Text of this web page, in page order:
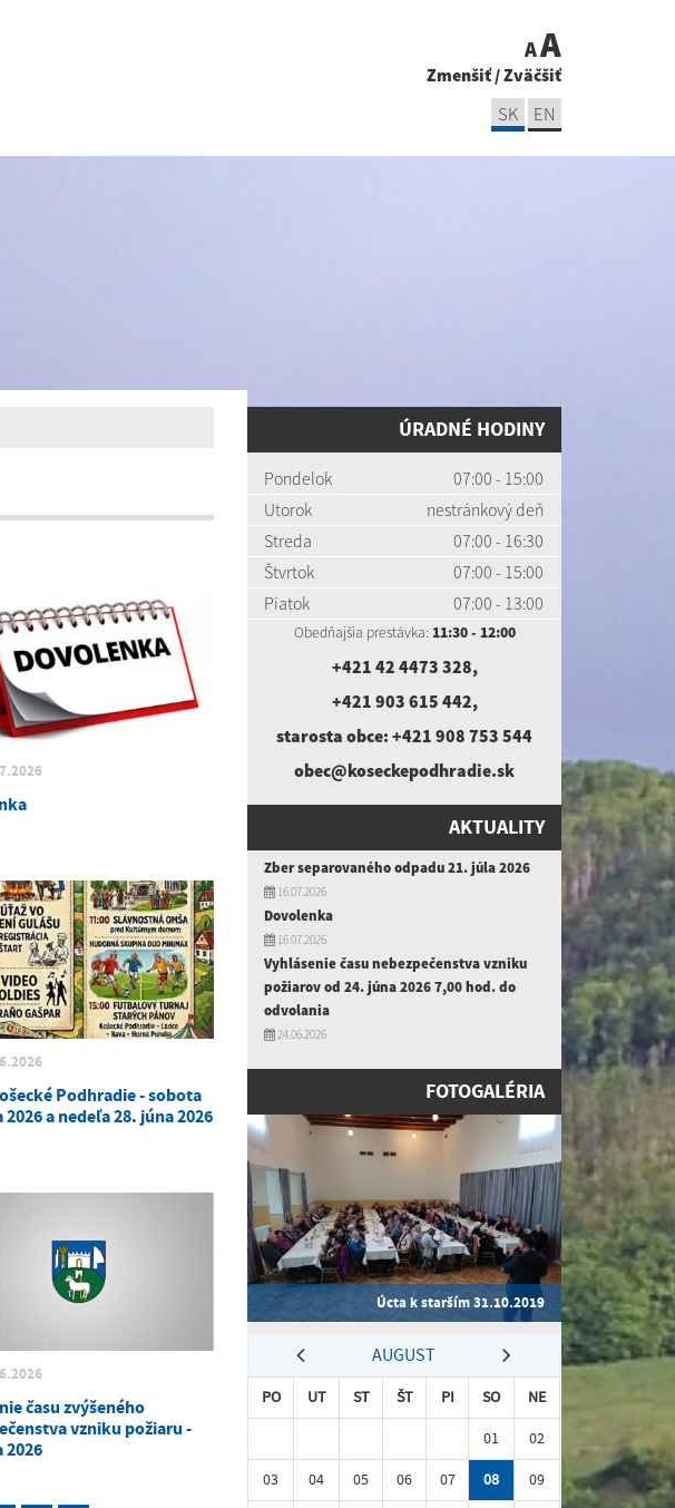
AA
Zmenšiť/Zväčšiť
SK EN
Podhradie - sobota
2026 a nedeľa 28. júna 2026
času zvýšeného
vzniku požiaru -
2026
ÚRADNÉ HODINY
Pondelok
07:00 - 15:00
Utorok
nestránkový deň
Streda
07:00 - 16:30
Štvrtok
07:00 - 15:00
Piatok
07:00 - 13:00
Obedňajšia prestávka: 11:30 - 12:00
+421 42 4473 328,
+421 903 615 442,
starosta obce:+421 908 753 544
obec@koseckepodhradie.sk
AKTUALITY
Zber separovaného odpadu 21. júla 2026
16.07.2026
Dovolenka
16.07.2026
Vyhlásenie času nebezpečenstva vzniku
požiarov od 24. júna 2026 7,00 hod. do
odvolania
24.06.2026
FOTOGALÉRIA
Úcta k starším 31.10.2019
AUGUST
PO UT ST ŠT PI SO
NE
01
02
03
04 05 06 07 08
09